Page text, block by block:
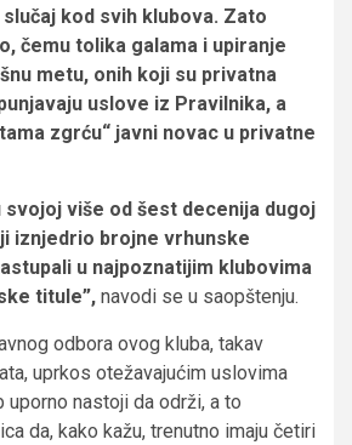
kod svih klubova. Zato
čemu tolika galama i upiranje
metu, onih koji su privatna
uslove iz Pravilnika, a
zgrću“ javni novac u privatne
svojoj više od šest decenija dugoj
iznjedrio brojne vrhunske
u najpoznatijim klubovima
titule”, navodi se u saopštenju.
odbora ovog kluba, takav
uprkos otežavajućim uslovima
uporno nastoji da održi, a to
da, kako kažu, trenutno imaju četiri